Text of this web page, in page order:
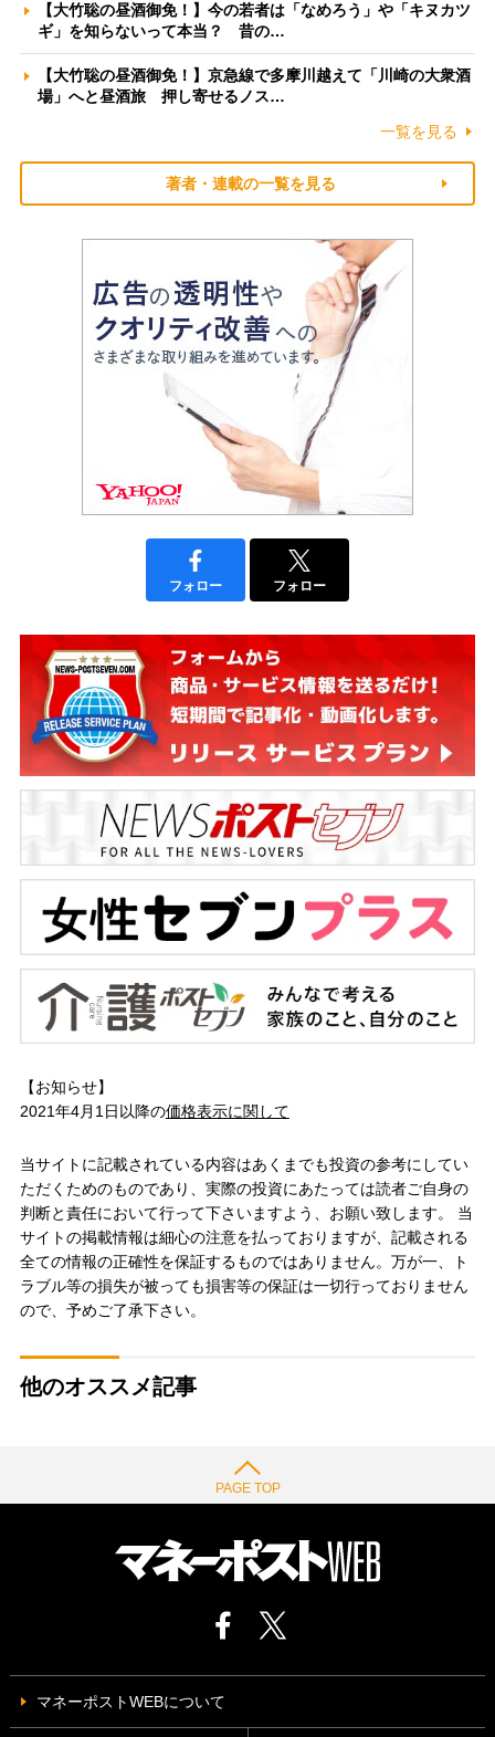
【大竹聡の昼酒御免！】今の若者は「なめろう」や「キヌカツ
ギ」を知らないって本当？ 昔の…
【大竹聡の昼酒御免！】京急線で多摩川越えて「川崎の大衆酒
場」へと昼酒旅 押し寄せるノス…
一覧を見る
著者・連載の一覧を見る
フォロー フォロー
【お知らせ】
2021年4月1日以降の価格表示に関して
当サイトに記載されている内容はあくまでも投資の参考にしてい
ただくためのものであり、実際の投資にあたっては読者ご自身の
判断と責任において行って下さいますよう、お願い致します。 当
サイトの掲載情報は細心の注意を払っておりますが、記載される
全ての情報の正確性を保証するものではありません。万が一、ト
ラブル等の損失が被っても損害等の保証は一切行っておりません
ので、予めご了承下さい。
他のオススメ記事
PAGE TOP
マネーポストWEBについて